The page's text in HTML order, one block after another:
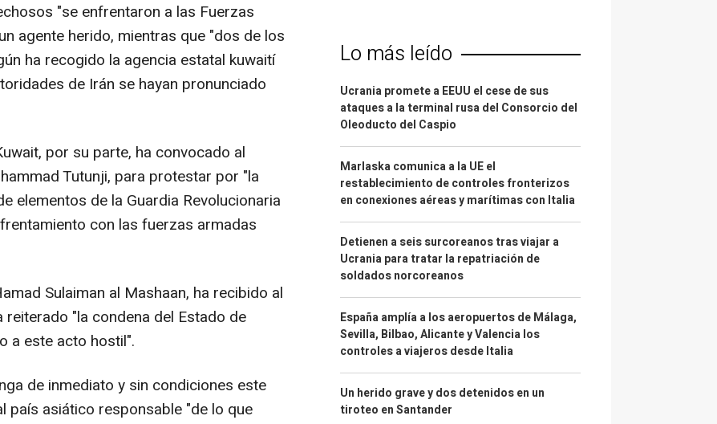
"se enfrentaron a las Fuerzas
agente herido, mientras que "dos de los
ha recogido la agencia estatal kuwaití
de Irán se hayan pronunciado
por su parte, ha convocado al
Tutunji, para protestar por "la
elementos de la Guardia Revolucionaria
con las fuerzas armadas
Sulaiman al Mashaan, ha recibido al
"la condena del Estado de
a este acto hostil".
de inmediato y sin condiciones este
país asiático responsable "de lo que
Lo más leído
Ucrania promete a EEUU el cese de sus
ataques a la terminal rusa del Consorcio del
Oleoducto del Caspio
Marlaska comunica a la UE el
restablecimiento de controles fronterizos
en conexiones aéreas y marítimas con Italia
Detienen a seis surcoreanos tras viajar a
Ucrania para tratar la repatriación de
soldados norcoreanos
España amplía a los aeropuertos de Málaga,
Sevilla, Bilbao, Alicante y Valencia los
controles a viajeros desde Italia
Un herido grave y dos detenidos en un
tiroteo en Santander